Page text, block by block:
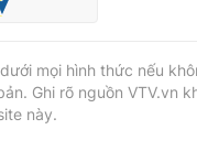
mọi hình thức nếu
Ghi rõ nguồn VTV.vn
này.